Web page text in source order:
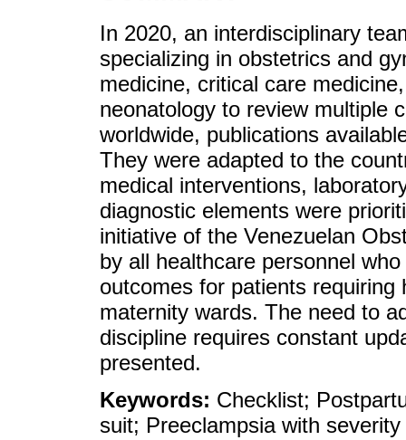
In 2020, an interdisciplinary
specializing in obstetrics and
medicine, critical care
neonatology to review multiple
worldwide, publications
They were adapted to the
medical interventions,
diagnostic elements were
initiative of the Venezuelan
by all healthcare personnel
outcomes for patients
maternity wards. The need to
discipline requires constant
presented.
Keywords: Checklist;
suit; Preeclampsia with